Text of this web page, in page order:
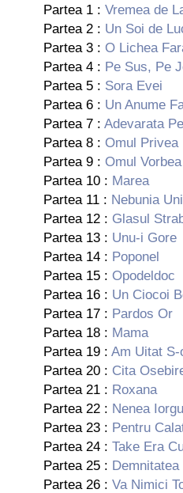
Partea 1 : Vremea de
Partea 2 : Un Soi de
Partea 3 : O Lichea
Partea 4 : Pe Sus, Pe
Partea 5 : Sora Evei
Partea 6 : Un Anume
Partea 7 : Adevarata
Partea 8 : Omul Privea
Partea 9 : Omul Vorbea
Partea 10 : Marea
Partea 11 : Nebunia
Partea 12 : Glasul
Partea 13 : Unu-i Gore
Partea 14 : Poponel
Partea 15 : Opodeldoc
Partea 16 : Un Ciocoi
Partea 17 : Pardos Or
Partea 18 : Mama
Partea 19 : Am Uitat
Partea 20 : Cita
Partea 21 : Roxana
Partea 22 : Nenea Iorgu
Partea 23 : Pentru
Partea 24 : Take Era
Partea 25 : Demnitatea
Partea 26 : Va Nimici